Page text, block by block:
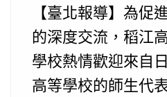
【臺北報導】為促
的深度交流，稻江
學校熱情歡迎來自
高等學校的師生代